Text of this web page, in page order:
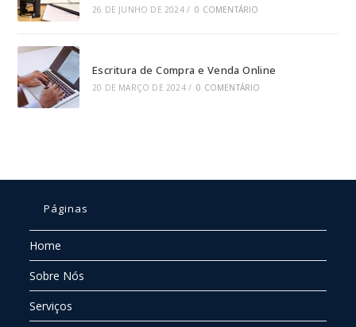
26 DE JUNHO DE 2024 / 0 COMENTÁRIO
Escritura de Compra e Venda Online
20 DE MARÇO DE 2024 / 0 COMENTÁRIO
Páginas
Home
Sobre Nós
Serviços